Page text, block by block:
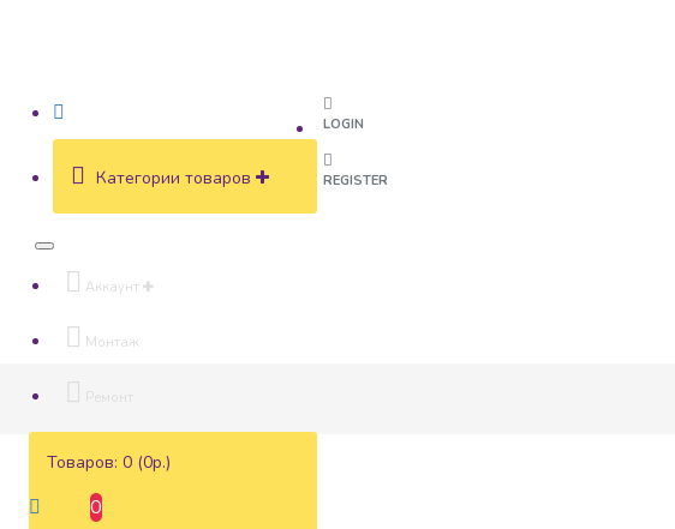
Категории товаров
Аккаунт
Монтаж
Ремонт
Товаров: 0 (0р.)
0
LOGIN
REGISTER